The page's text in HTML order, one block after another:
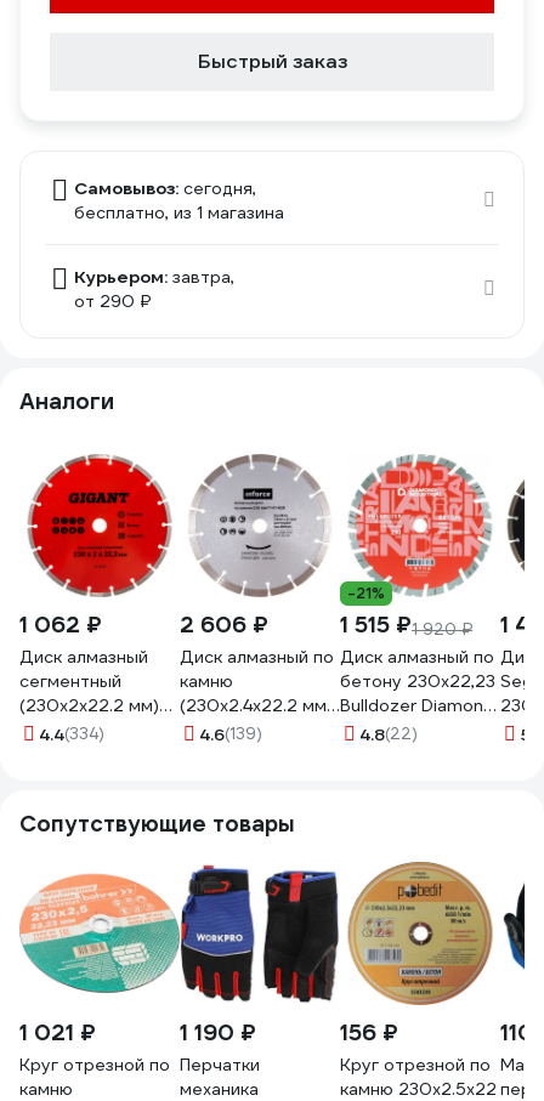
Быстрый заказ
Самовывоз: сегодня,
бесплатно, из 1 магазина
Курьером: завтра,
от 290 ₽
Аналоги
1 062 ₽
Диск алмазный
сегментный
(230x2x22.2 мм)
Gigant G-1037
4.4(334)
2 606 ₽
Диск алмазный по
камню
(230х2.4x22.2 мм)
Inforce 11-01-028
4.6(139)
-21%
1 515 ₽1 920 ₽
Диск алмазный по
бетону 230х22,23
Bulldozer Diamond
Industrial
4.8(22)
1
мм,
5
Сопутствующие товары
1 021 ₽
Круг отрезной по
камню
1 190 ₽
Перчатки
механика
156 ₽
Круг отрезной по
камню 230x2.5x22
110